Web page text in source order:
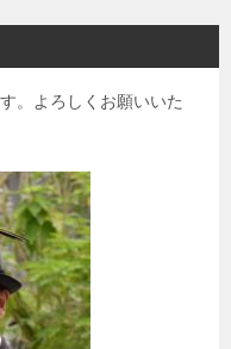
。よろしくお願いいた